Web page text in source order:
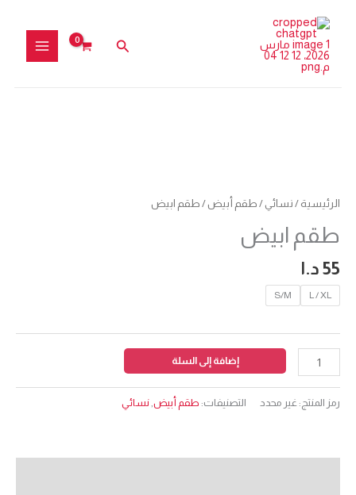
المحتوى
البحث
الرئيسية / نسائي / طقم أبيض / طقم ابيض
طقم ابيض
55 د.ا
L / XL
S/M
إضافة إلى السلة
رمز المنتج: غير محدد التصنيفات: طقم أبيض نسائي